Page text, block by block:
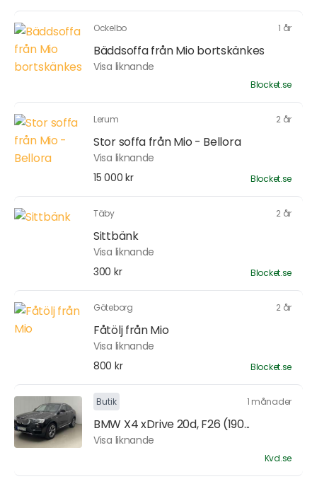
Ockelbo 1 år
Bäddsoffa från Mio bortskänkes
Visa liknande
Blocket.se
Lerum 2 år
Stor soffa från Mio - Bellora
Visa liknande
15 000 kr
Blocket.se
Täby 2 år
Sittbänk
Visa liknande
300 kr
Blocket.se
Göteborg 2 år
Fåtölj från Mio
Visa liknande
800 kr
Blocket.se
Butik 1 månader
BMW X4 xDrive 20d, F26 (190...
Visa liknande
Kvd.se